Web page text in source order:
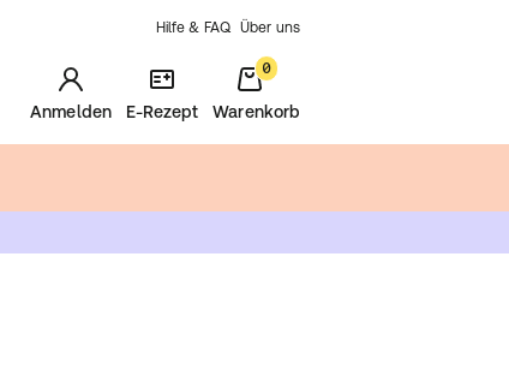
Hilfe & FAQ Über uns
Anmelden E-Rezept
0
Warenkorb